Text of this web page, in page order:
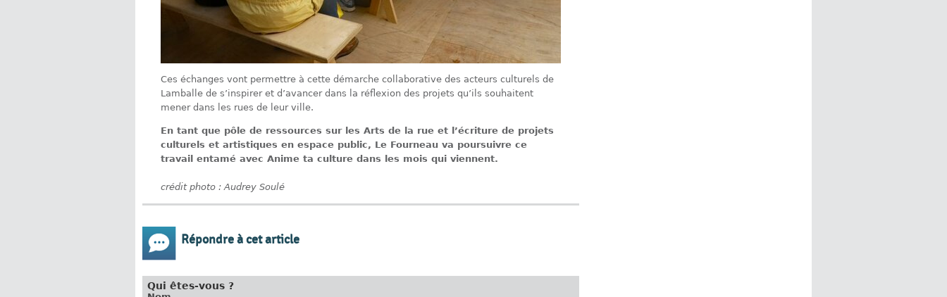
Ces échanges vont permettre à cette démarche collaborative des acteurs culturels de
Lamballe de s’inspirer et d’avancer dans la réflexion des projets qu’ils souhaitent
mener dans les rues de leur ville.
En tant que pôle de ressources sur les Arts de la rue et l’écriture de projets
culturels et artistiques en espace public, Le Fourneau va poursuivre ce
travail entamé avec Anime ta culture dans les mois qui viennent.
crédit photo : Audrey Soulé
Répondre à cet article
Qui êtes-vous ?